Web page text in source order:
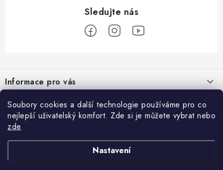
Soubory cookies a další technologie používáme pro co
nejlepší uživatelský komfort. Zde si je můžete vybrat nebo
zde
Nastavení
pInformace pro vás
Doprava a platba
Hodnocení obchodu
Dárky k nákupu
Výměna / vrácení zboží
Vše o nákupu
Kontakty
Přijímáme online platby
Ověřený e-shop